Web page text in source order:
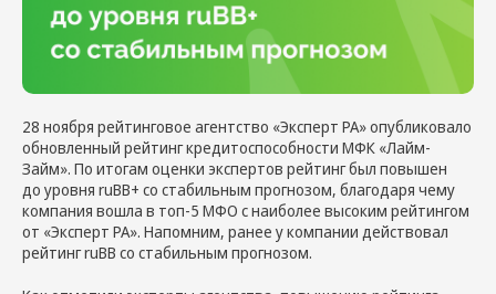
28 ноября рейтинговое агентство «Эксперт РА» опубликовало
обновленный рейтинг кредитоспособности МФК «Лайм-
Займ». По итогам оценки экспертов рейтинг был повышен
до уровня ruBB+ со стабильным прогнозом, благодаря чему
компания вошла в топ-5 МФО с наиболее высоким рейтингом
от «Эксперт РА». Напомним, ранее у компании действовал
рейтинг ruBB со стабильным прогнозом.